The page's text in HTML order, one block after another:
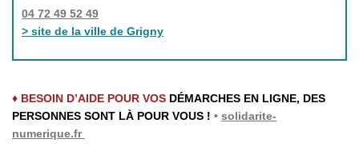
04 72 49 52 49
> site de la ville de Grigny
♦ BESOIN D’AIDE POUR VOS DÉMARCHES EN LIGNE, DES
PERSONNES SONT LÀ POUR VOUS ! • solidarite-
numerique.fr